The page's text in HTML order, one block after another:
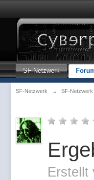
SF-Netzwerk
SF-Netzwerk → SF-Netzwerk
Erstellt